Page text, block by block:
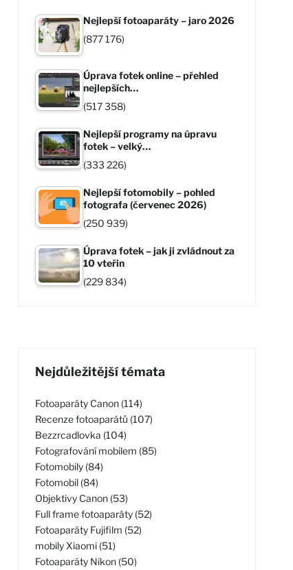
Nejlepší fotoaparáty – jaro 2026
(877 176)
Úprava fotek online – přehled
nejlepších…
(517 358)
Nejlepší programy na úpravu
fotek – velký…
(333 226)
Nejlepší fotomobily – pohled
fotografa (červenec 2026)
(250 939)
Úprava fotek – jak ji zvládnout za
10 vteřin
(229 834)
Nejdůležitější témata
Fotoaparáty Canon (114)
Recenze fotoaparátů (107)
Bezzrcadlovka (104)
Fotografování mobilem (85)
Fotomobily (84)
Fotomobil (84)
Objektivy Canon (53)
Full frame fotoaparáty (52)
Fotoaparáty Fujifilm (52)
mobily Xiaomi (51)
Fotoaparáty Nikon (50)